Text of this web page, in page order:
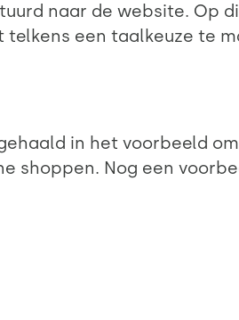
naar de website. Op
een taalkeuze te
in het voorbeeld
shoppen. Nog een